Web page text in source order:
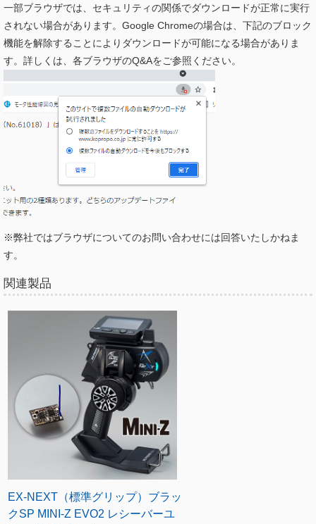
一部ブラウザでは、セキュリティの関係でダウンロードが正常に実行
されない場合があります。Google Chromeの場合は、下記のブロック
機能を解除することによりダウンロードが可能になる場合がありま
す。詳しくは、各ブラウザのQ&Aをご参照ください。
※弊社ではブラウザについてのお問い合わせには回答いたしかねま
す。
関連製品
EX-NEXT（標準グリップ）ブラッ
クSP MINI-Z EVO2 レシーバーユ